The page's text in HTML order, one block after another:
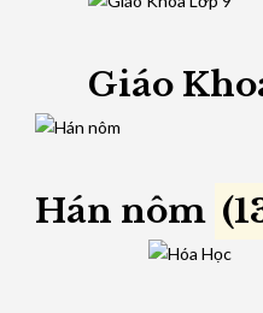
Giáo
Hán nôm